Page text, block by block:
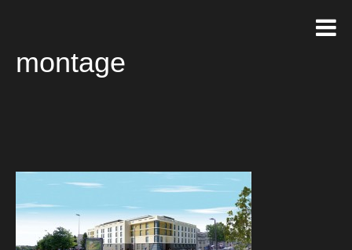
montage